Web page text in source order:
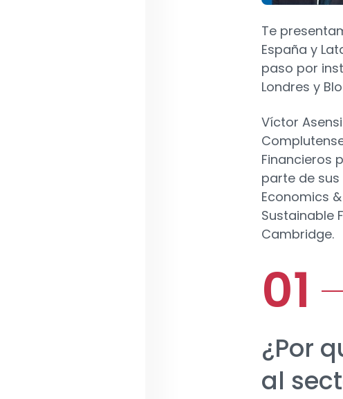
Te
España y
paso por
Londres y
Víctor
Financieros
parte de
Economics
Sustainable
Cambridge.
¿Por
al